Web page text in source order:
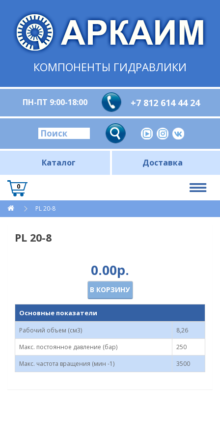
КОМПОНЕНТЫ ГИДРАВЛИКИ
ПН-ПТ 9:00-18:00 +7 812 614 44 24
Каталог Доставка
0
PL 20-8
PL 20-8
0.00р.
В КОРЗИНУ
Основные показатели
Рабочий объем (см3)
8,26
Макс. постоянное давление (бар)
250
Макс. частота вращения (мин -1)
3500